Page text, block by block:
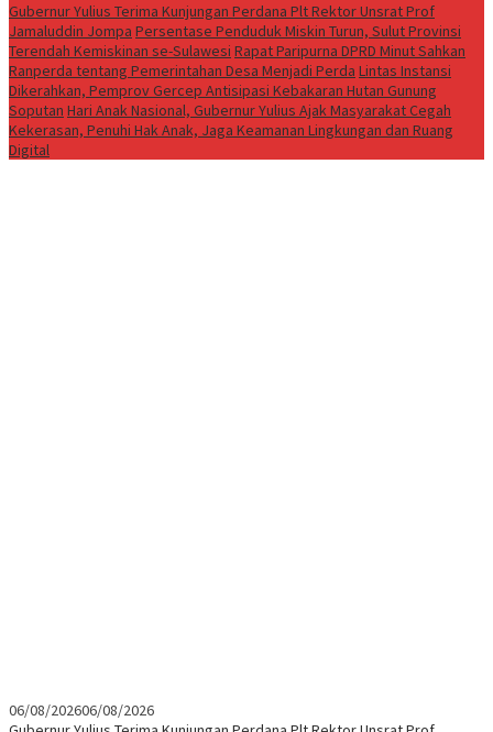
Gubernur Yulius Terima Kunjungan Perdana Plt Rektor Unsrat Prof
Jamaluddin Jompa Persentase Penduduk Miskin Turun, Sulut Provinsi
Terendah Kemiskinan se-Sulawesi Rapat Paripurna DPRD Minut Sahkan
Ranperda tentang Pemerintahan Desa Menjadi Perda Lintas Instansi
Dikerahkan, Pemprov Gercep Antisipasi Kebakaran Hutan Gunung
Soputan Hari Anak Nasional, Gubernur Yulius Ajak Masyarakat Cegah
Kekerasan, Penuhi Hak Anak, Jaga Keamanan Lingkungan dan Ruang
Digital
06/08/202606/08/2026